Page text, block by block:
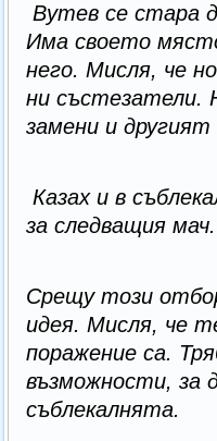
Вутев се стара
Има своето
него. Мисля, че
ни състезатели.
замени и другият
Казах и в
за следващия мач.
Срещу този
идея. Мисля, че
поражение са.
възможности, за
съблекалнята.